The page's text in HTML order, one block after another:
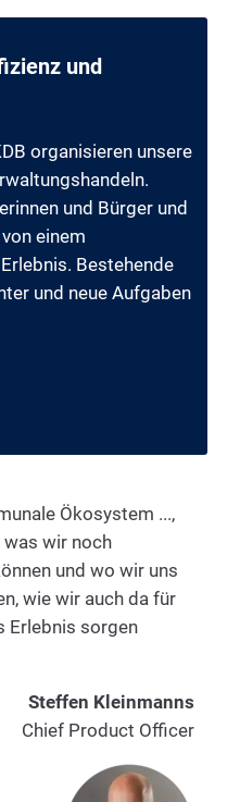
und
organisieren unsere
und Bürger und
einem
Bestehende
und neue Aufgaben
Ökosystem ...,
was wir noch
und wo wir uns
wie wir auch da für
Erlebnis sorgen
Steffen Kleinmanns
Chief Product Officer